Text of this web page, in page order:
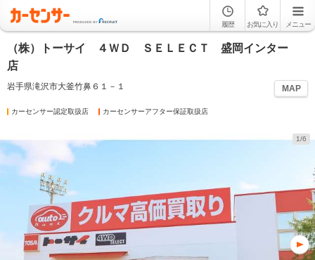
履歴 お気に入り メニュー
（株）トーサイ ４ＷＤ ＳＥＬＥＣＴ 盛岡インター
店
岩手県滝沢市大釜竹鼻６１－１ MAP
カーセンサー認定取扱店 カーセンサーアフター保証取扱店
1/6